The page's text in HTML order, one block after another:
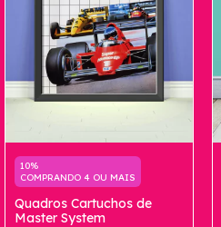
10%
COMPRANDO 4 OU MAIS
Quadros Cartuchos de
Master System